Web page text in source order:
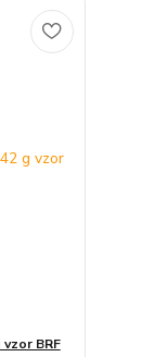
BRF